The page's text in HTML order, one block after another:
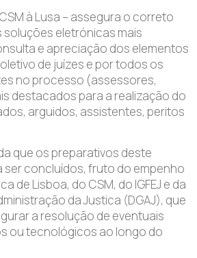
à Lusa – assegura o correto
eletrónicas mais
e apreciação dos elementos
de juízes e por todos os
no processo (assessores,
destacados para a realização do
arguidos, assistentes, peritos
que os preparativos deste
ser concluídos, fruto do empenho
de Lisboa, do CSM, do IGFEJ e da
da Justica (DGAJ), que
a resolução de eventuais
ou tecnológicos ao longo do